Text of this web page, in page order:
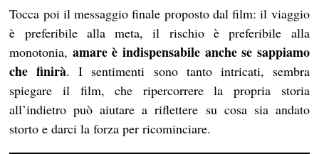
Tocca poi il messaggio finale proposto dal film: il viaggio
è preferibile alla meta, il rischio è preferibile alla
monotonia, amare è indispensabile anche se sappiamo
che finirà. I sentimenti sono tanto intricati, sembra
spiegare il film, che ripercorrere la propria storia
all’indietro può aiutare a riflettere su cosa sia andato
storto e darci la forza per ricominciare.